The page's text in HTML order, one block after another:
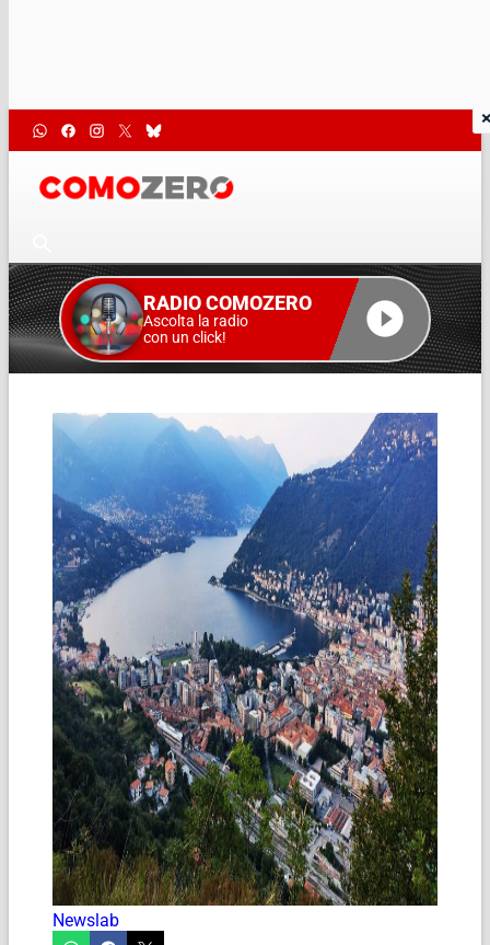
RADIO COMOZERO
Ascolta la radio
con un click!
Newslab